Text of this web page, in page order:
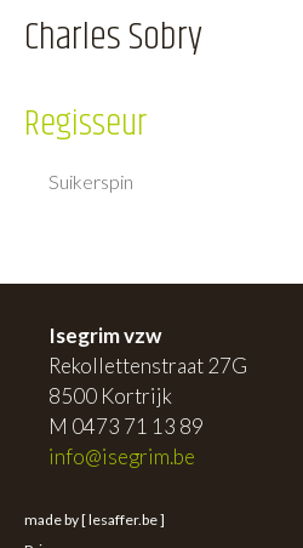
Charles Sobry
Regisseur
Suikerspin
Isegrim vzw
Rekollettenstraat 27G
8500 Kortrijk
M 0473 71 13 89
info@isegrim.be
made by [ lesaffer.be ]